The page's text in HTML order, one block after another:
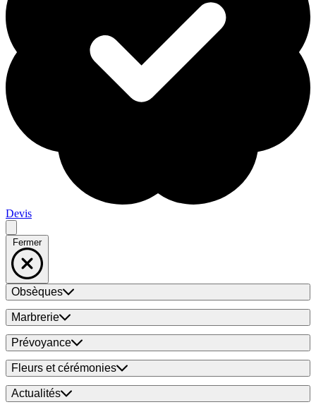
Devis
Fermer
Obsèques
Marbrerie
Prévoyance
Fleurs et cérémonies
Actualités